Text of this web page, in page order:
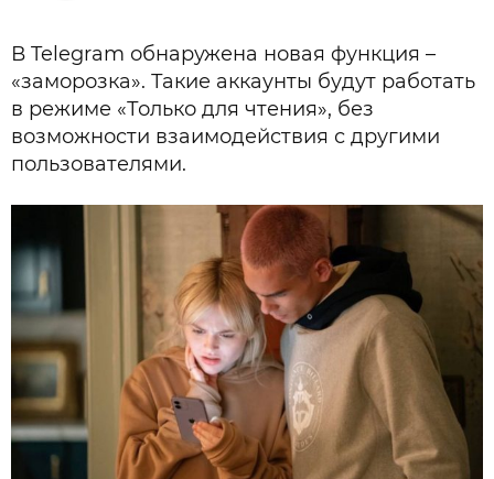
В Telegram обнаружена новая функция –
«заморозка». Такие аккаунты будут работать
в режиме «Только для чтения», без
возможности взаимодействия с другими
пользователями.